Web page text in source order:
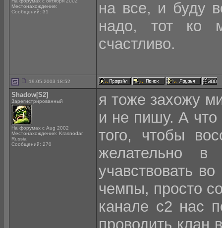
Местонахождение:
Сообщений: 31
на все, и буду
надо, тот ко
счастливо.
19.05.2003 18:52
Shadow[S2]
Зарегистрированный
На форумах с Aug 2002
Местонахождение: Krasnodar,
Russia
Сообщений: 270
я тоже захожу
и не пишу. А что
того, чтобы
желательно в
учавствовать
чемпы, просто
канале с2 нас
проводить клан